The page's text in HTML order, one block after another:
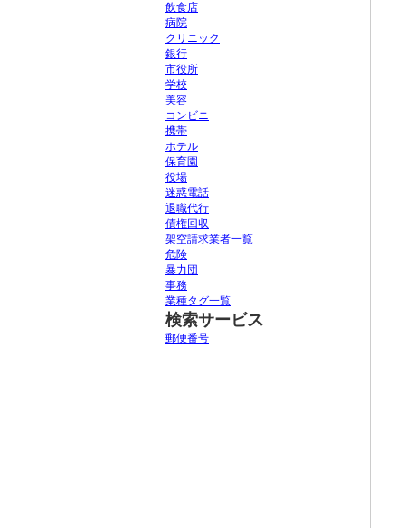
飲食店
病院
クリニック
銀行
市役所
学校
美容
コンビニ
携帯
ホテル
保育園
役場
迷惑電話
退職代行
債権回収
架空請求業者一覧
危険
暴力団
事務
業種タグ一覧
検索サービス
郵便番号